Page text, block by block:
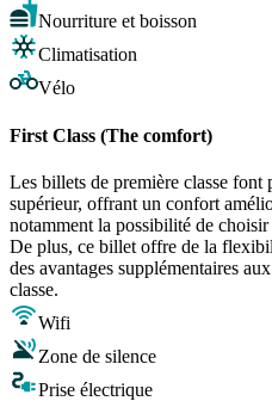
Nourriture et boisson
Climatisation
Vélo
First Class (The comfort)
Les billets de première classe font
supérieur, offrant un confort
notamment la possibilité de choisir
De plus, ce billet offre de la
des avantages supplémentaires
classe.
Wifi
Zone de silence
Prise électrique